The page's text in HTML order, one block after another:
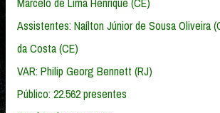
Marcelo de Lima Henrique (CE)
Assistentes: Naílton Júnior de Sousa Oliveira
da Costa (CE)
VAR: Philip Georg Bennett (RJ)
Público: 22.562 presentes